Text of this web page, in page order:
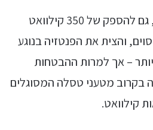
אם נחזור לציוצים מפעם, גם להספק של 350 קילוואט
והצית את הפנטזיה בנוגע
– אך למרות ההבטחות
בקרוב מטעני טסלה המסוגלים
קילוואט.